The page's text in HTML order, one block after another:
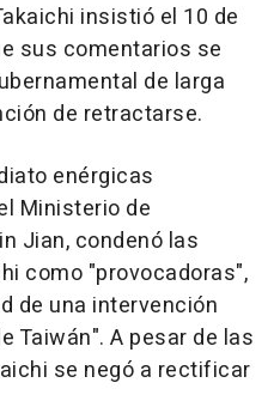
insistió el 10 de
sus comentarios se
de larga
de retractarse.
enérgicas
Ministerio de
Jian, condenó las
como "provocadoras",
de una intervención
Taiwán". A pesar de las
se negó a rectificar